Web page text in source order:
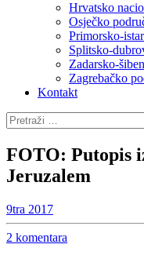
Hrvatsko
Osječko
Primorsko-
Splitsko-
Zadarsko-
Zagrebačko
Kontakt
Pretraži:
FOTO: Putopis
Jeruzalem
9tra 2017
2 komentara